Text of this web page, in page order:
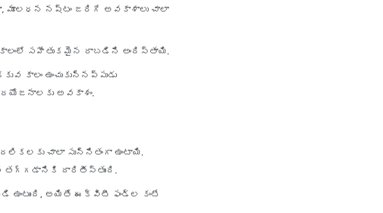
మూలధన నష్టం జరిగే అవకాశాలు చాలా
సహేతుకమైన రాబడిని అందిస్తాయి.
కాలం ఉంచుకున్నప్పుడు
అవకాశం.
చాలా సున్నితంగా ఉంటాయి.
తగ్గడానికి దారితీస్తుంది.
అయితే ఈక్విటీ ఫండ్ల కంటే